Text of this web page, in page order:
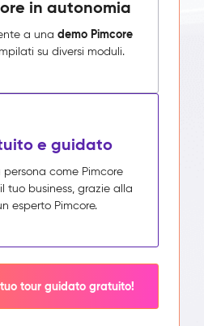
in autonomia
a una demo Pimcore
su diversi moduli.
e guidato
come Pimcore
tuo business, grazie alla
esperto Pimcore.
tour guidato gratuito!